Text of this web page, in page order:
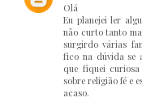
Olá
Eu planejei ler
não curto tanto
surgirdo várias
fico na dúvida se
que fiquei
sobre religião fé e
acaso.